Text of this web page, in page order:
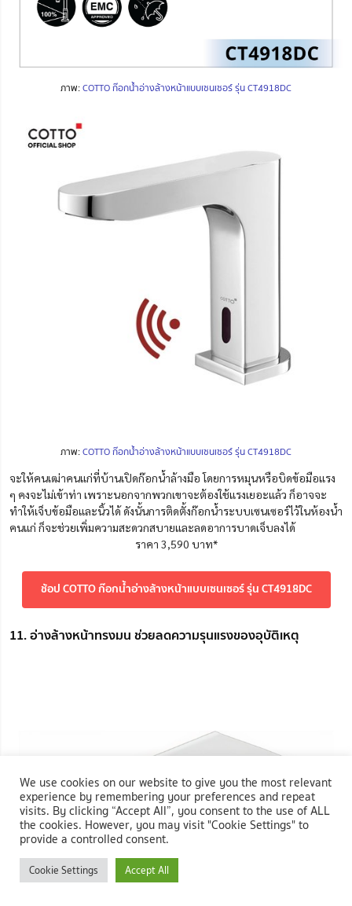
ภาพ:COTTO ก๊อกน้ำอ่างล้างหน้าแบบเซนเซอร์ รุ่น CT4918DC
ภาพ:COTTO ก๊อกน้ำอ่างล้างหน้าแบบเซนเซอร์ รุ่น CT4918DC
จะให้คนเฒ่าคนแก่ที่บ้านเปิดก๊อกน้ำล้างมือ โดยการหมุนหรือบิดข้อมือแรง
ๆ คงจะไม่เข้าท่า เพราะนอกจากพวกเขาจะต้องใช้แรงเยอะแล้ว ก็อาจจะ
ทำให้เจ็บข้อมือและนิ้วได้ ดังนั้นการติดตั้งก๊อกน้ำระบบเซนเซอร์ไว้ในห้องน้ำ
คนแก่ ก็จะช่วยเพิ่มความสะดวกสบายและลดอาการบาดเจ็บลงได้
ราคา 3,590 บาท*
ช้อป COTTO ก๊อกน้ำอ่างล้างหน้าแบบเซนเซอร์ รุ่น CT4918DC
11. อ่างล้างหน้าทรงมน ช่วยลดความรุนแรงของอุบัติเหตุ
We use cookies on our website to give you the most relevant
experience by remembering your preferences and repeat
visits. By clicking “Accept All”, you consent to the use of ALL
the cookies. However, you may visit "Cookie Settings" to
provide a controlled consent.
Cookie Settings Accept All